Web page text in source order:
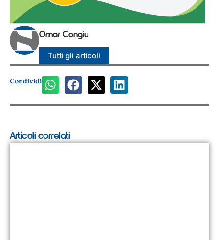
Omar Congiu
Tutti gli articoli
Condividi
Articoli correlati